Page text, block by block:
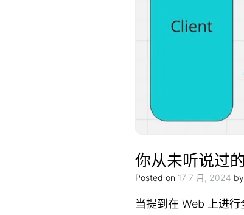
你从未听说过
Posted on 17 7 月, 2024 by
当提到在 Web 上进